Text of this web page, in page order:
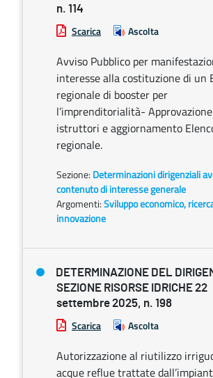
n. 114
Scarica Ascolta
Avviso Pubblico per
interesse alla costituzione di un
regionale di booster per
l’imprenditorialità-
istruttori e aggiornamento
regionale.
Sezione: Determinazioni dirigenziali
contenuto di interesse generale
Argomenti:Sviluppo economico,
innovazione
DETERMINAZIONE DEL
SEZIONE RISORSE IDRICHE 22
settembre 2025, n. 198
Scarica Ascolta
Autorizzazione al riutilizzo
acque reflue trattate